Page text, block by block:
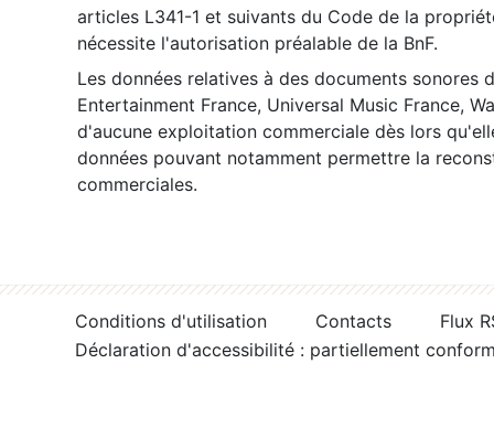
articles L341-1 et suivants du Code de la
nécessite l'autorisation préalable de la BnF.
Les données relatives à des documents sonores
Entertainment France, Universal Music France,
d'aucune exploitation commerciale dès lors
données pouvant notamment permettre la
commerciales.
Conditions d'utilisation Contacts
Flux
Déclaration d'accessibilité : partiellement